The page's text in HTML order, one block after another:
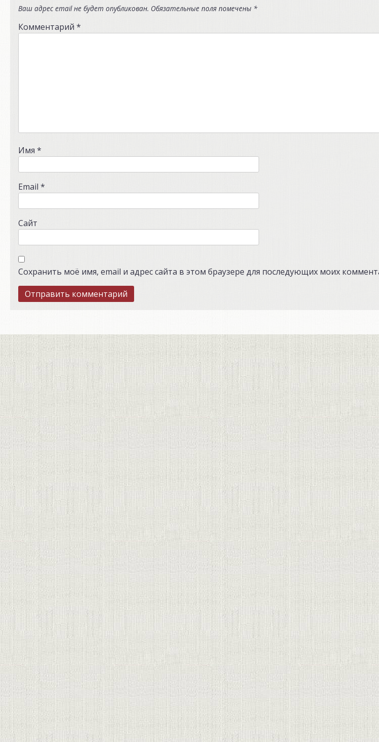
Ваш адрес email не будет опубликован. Обязательные поля помечены *
Комментарий *
Имя *
Email *
Сайт
Сохранить моё имя, email и адрес сайта в этом браузере для последующих моих